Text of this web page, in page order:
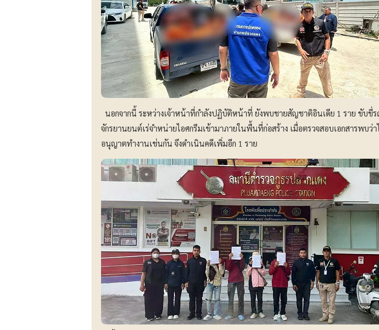
นอกจากนี้ ระหว่างเจ้าหน้าที่กำลังปฏิบัติหน้าที่ ยังพบชายสัญชาติอินเดีย 1 ราย ขับขี่ร
จักรยานยนต์เร่จำหน่ายไอศกรีมเข้ามาภายในพื้นที่ก่อสร้าง เมื่อตรวจสอบเอกสารพบว่า
อนุญาตทำงานเช่นกัน จึงดำเนินคดีเพิ่มอีก 1 ราย